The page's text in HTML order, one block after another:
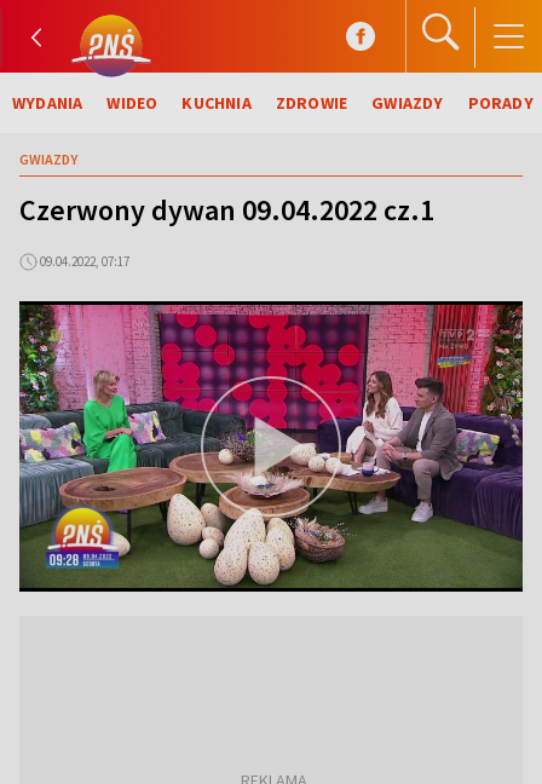
WYDANIA WIDEO KUCHNIA ZDROWIE GWIAZDY PORADY
GWIAZDY
Czerwony dywan 09.04.2022 cz.1
09.04.2022, 07:17